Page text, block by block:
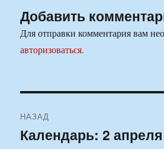
Добавить
Для отправки комментария вам
авторизоваться.
по
НАЗАД
Предыдущая
Календарь: 2 апреля